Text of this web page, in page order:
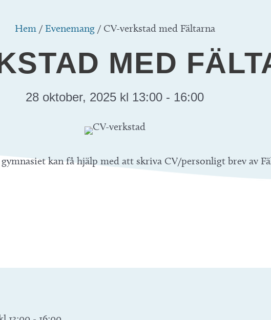
Hem /Evenemang/ CV-verkstad med Fältarna
MED
28 oktober, 2025 kl 13:00 - 16:00
kan få hjälp med att skriva CV/personligt brev av